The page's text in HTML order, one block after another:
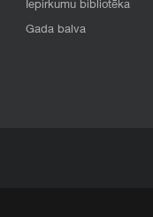
Iepirkumu bibliotēka
Gada balva